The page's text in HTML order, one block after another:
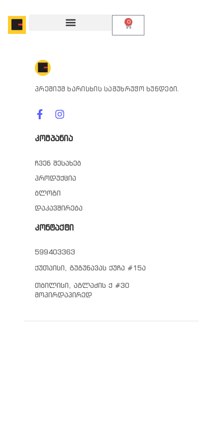
0
პრემიუმ ხარისხის სამუხრუჭო ხუნდები.
კომპანია
ჩვენ შესახებ
პროდუქცია
ბლოგი
დაკავშირება
კონტაქტი
599403363
ქუთაისი, გუგუნავას ქუჩა #15ა
თბილისი, აგლაძის ქ #30
მოპირდაპირედ